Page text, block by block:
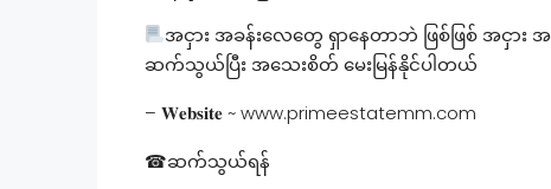
အငှား အခန်းလေတွေ ရှာနေတာဘဲ ဖြစ်ဖြစ် အငှား
ဆက်သွယ်ပြီး အသေးစိတ် မေးမြန်နိုင်ပါတယ်
– 𝐖𝐞𝐛𝐬𝐢𝐭𝐞 ~ www.primeestatemm.com
☎ဆက်သွယ်ရန်